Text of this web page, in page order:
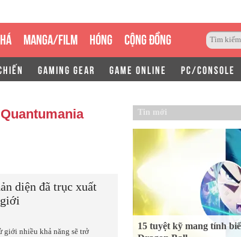
MANGA/FILM HÓNG CỘNG ĐỒNG
GAMING GEAR GAME ONLINE PC/CONSOLE
diện đã trục xuất
giới nhiều khả năng sẽ trở
Tin mới
15 tuyệt kỹ mang tính